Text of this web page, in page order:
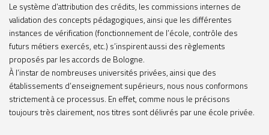
Le système d’attribution des crédits, les commissions internes de
validation des concepts pédagogiques, ainsi que les différentes
instances de vérification (fonctionnement de l’école, contrôle des
futurs métiers exercés, etc.) s’inspirent aussi des règlements
proposés par les accords de Bologne.
À l’instar de nombreuses universités privées, ainsi que des
établissements d’enseignement supérieurs, nous nous conformons
strictement à ce processus. En effet, comme nous le précisons
toujours très clairement, nos titres sont délivrés par une école privée.